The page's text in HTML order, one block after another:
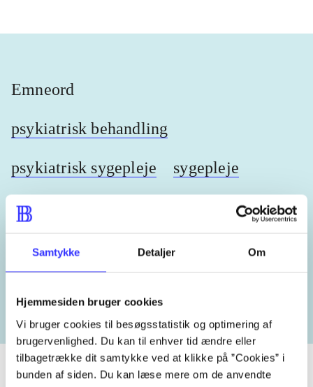
Samtykke Detaljer Om
Hjemmesiden bruger cookies
Vi bruger cookies til besøgsstatistik og optimering af
brugervenlighed. Du kan til enhver tid ændre eller
tilbagetrække dit samtykke ved at klikke på ”Cookies” i
bunden af siden. Du kan læse mere om de anvendte
Emneord
psykiatrisk behandling
psykiatrisk sygepleje sygepleje
Lignende emneord